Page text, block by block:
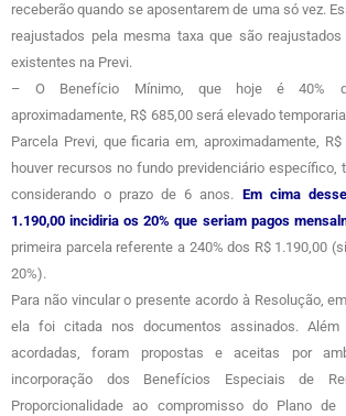
receberão quando se aposentarem de uma só vez.
reajustados pela mesma taxa que são
existentes na Previ.
– O Benefício Mínimo, que hoje é 40%
aproximadamente, R$ 685,00 será elevado
Parcela Previ, que ficaria em, aproximadamente, R$
houver recursos no fundo previdenciário específico,
considerando o prazo de 6 anos. Em cima
1.190,00 incidiria os 20% que seriam pagos
primeira parcela referente a 240% dos R$ 1.190,00
20%).
Para não vincular o presente acordo à Resolução,
ela foi citada nos documentos assinados. Além
acordadas, foram propostas e aceitas por
incorporação dos Benefícios Especiais de
Proporcionalidade ao compromisso do Plano de